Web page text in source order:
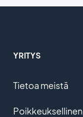
YRITYS
Tietoa meistä
Poikkeuksellinen